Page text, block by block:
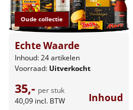
Oude collectie
Echte Waarde
Inhoud: 24 artikelen
Voorraad: Uitverkocht
35,- per stuk
40,09 incl. BTW Inhoud